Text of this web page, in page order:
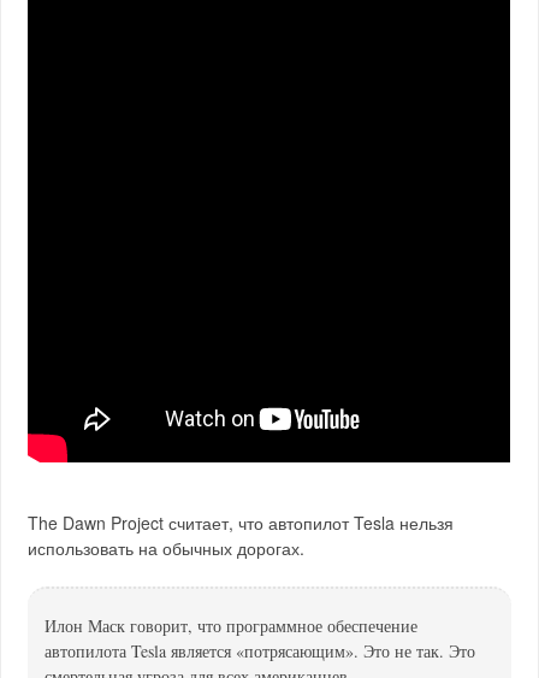
The Dawn Project считает, что автопилот Tesla нельзя
использовать на обычных дорогах.
Илон Маск говорит, что программное обеспечение
автопилота Tesla является «потрясающим». Это не так. Это